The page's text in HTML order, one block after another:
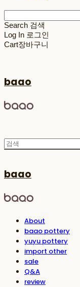
Search 검색
Log In 로그인
Cart장바구니
baao
baao
About
baao pottery
yuyu pottery
import other
sale
Q&A
review